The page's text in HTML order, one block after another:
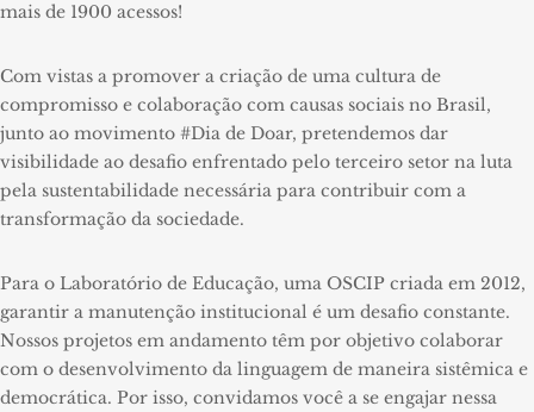
mais de 1900 acessos!
Com vistas a promover a criação de uma cultura de
compromisso e colaboração com causas sociais no Brasil,
junto ao movimento #Dia de Doar, pretendemos dar
visibilidade ao desafio enfrentado pelo terceiro setor na luta
pela sustentabilidade necessária para contribuir com a
transformação da sociedade.
Para o Laboratório de Educação, uma OSCIP criada em 2012,
garantir a manutenção institucional é um desafio constante.
Nossos projetos em andamento têm por objetivo colaborar
com o desenvolvimento da linguagem de maneira sistêmica e
democrática. Por isso, convidamos você a se engajar nessa